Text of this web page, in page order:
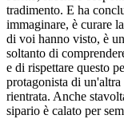
tradimento. E ha
immaginare, è curare
di voi hanno visto, è
soltanto di
e di rispettare questo
protagonista di
rientrata. Anche
sipario è calato per